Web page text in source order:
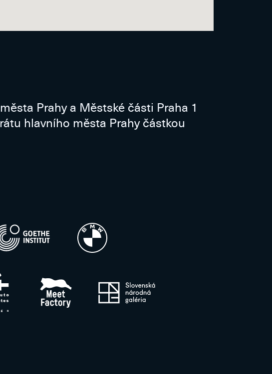
Prahy a Městské části Praha 1
hlavního města Prahy částkou